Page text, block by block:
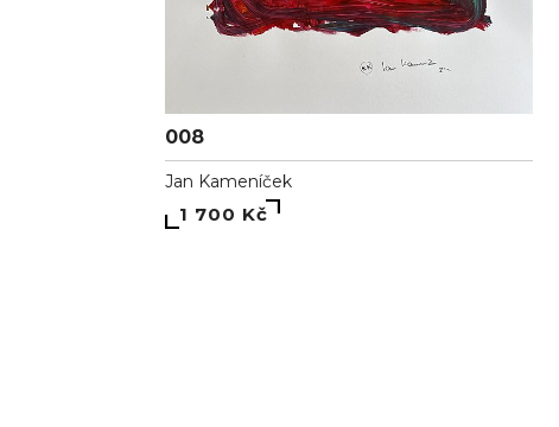
008
Jan Kameníček
1 700 Kč